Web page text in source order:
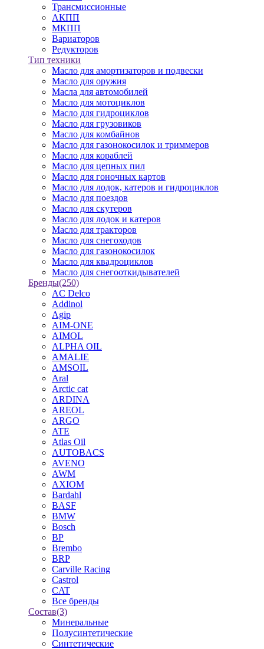
Трансмиссионные
АКПП
МКПП
Вариаторов
Редукторов
Тип техники
Масло для амортизаторов и подвески
Масло для оружия
Масла для автомобилей
Масло для мотоциклов
Масло для гидроциклов
Масло для грузовиков
Масло для комбайнов
Масло для газонокосилок и триммеров
Масло для кораблей
Масло для цепных пил
Масло для гоночных картов
Масло для лодок, катеров и гидроциклов
Масло для поездов
Масло для скутеров
Масло для лодок и катеров
Масло для тракторов
Масло для снегоходов
Масло для газонокосилок
Масло для квадроциклов
Масло для снегооткидывателей
Бренды(250)
AC Delco
Addinol
Agip
AIM-ONE
AIMOL
ALPHA OIL
AMALIE
AMSOIL
Aral
Arctic cat
ARDINA
AREOL
ARGO
ATE
Atlas Oil
AUTOBACS
AVENO
AWM
AXIOM
Bardahl
BASF
BMW
Bosch
BP
Brembo
BRP
Carville Racing
Castrol
CAT
Все бренды
Состав(3)
Минеральные
Полусинтетические
Синтетические